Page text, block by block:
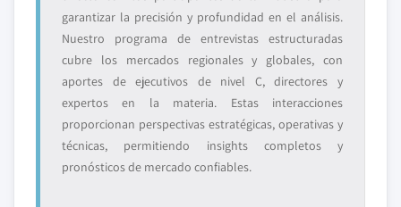
garantizar la precisión y profundidad en el análisis.
Nuestro programa de entrevistas estructuradas
cubre los mercados regionales y globales, con
aportes de ejecutivos de nivel C, directores y
expertos en la materia. Estas interacciones
proporcionan perspectivas estratégicas, operativas y
técnicas, permitiendo insights completos y
pronósticos de mercado confiables.